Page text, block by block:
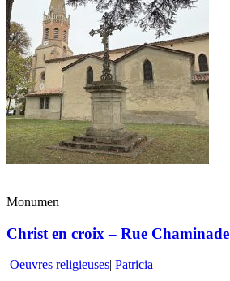
Monumen
Christ en croix – Rue
Oeuvres religieuses| Patricia